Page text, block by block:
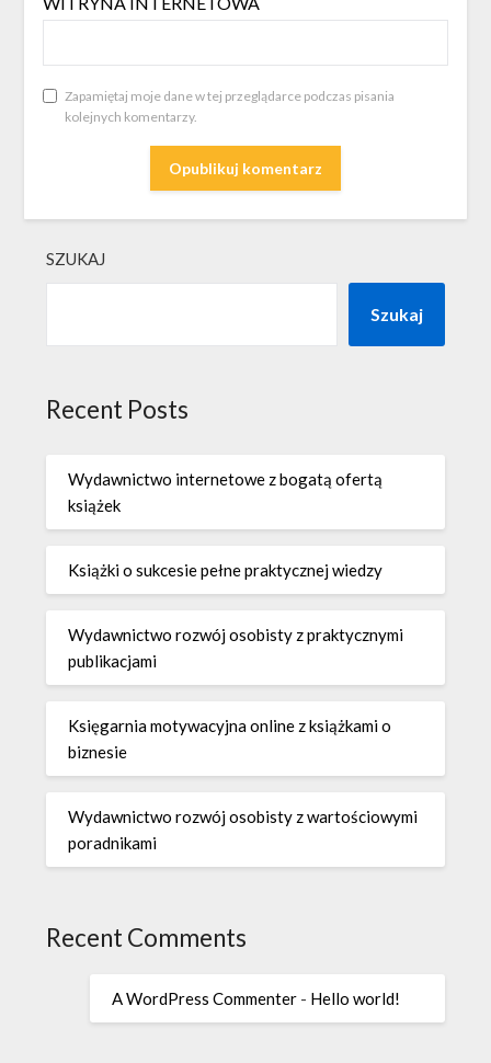
Zapamiętaj moje dane w tej przeglądarce podczas pisania
kolejnych komentarzy.
SZUKAJ
Szukaj
Recent Posts
Wydawnictwo internetowe z bogatą ofertą
książek
Książki o sukcesie pełne praktycznej wiedzy
Wydawnictwo rozwój osobisty z praktycznymi
publikacjami
Księgarnia motywacyjna online z książkami o
biznesie
Wydawnictwo rozwój osobisty z wartościowymi
poradnikami
Recent Comments
A WordPress Commenter - Hello world!